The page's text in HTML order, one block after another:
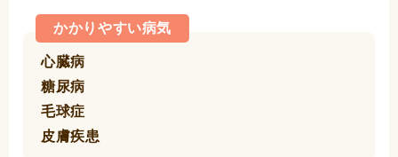
かかりやすい病気
心臓病
糖尿病
毛球症
皮膚疾患